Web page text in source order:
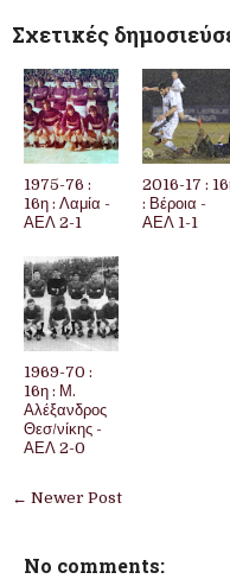
Σχετικές
1975-76 :
16η : Λαμία -
ΑΕΛ 2-1
2016-17 :
: Βέροια -
ΑΕΛ 1-1
1969-70 :
16η : Μ.
Αλέξανδρος
Θεσ/νίκης -
ΑΕΛ 2-0
← Newer Post
No comments: